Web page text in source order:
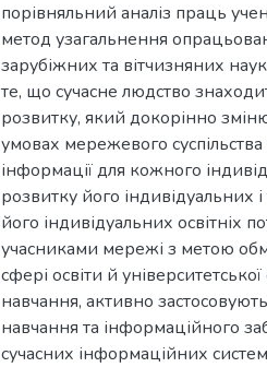
порівняльний аналіз праць
метод узагальнення
зарубіжних та вітчизняних
те, що сучасне людство
розвитку, який докорінно
умовах мережевого суспільства
інформації для кожного
розвитку його індивідуальних
його індивідуальних освітніх
учасниками мережі з метою
сфері освіти й
навчання, активно
навчання та інформаційного
сучасних інформаційних